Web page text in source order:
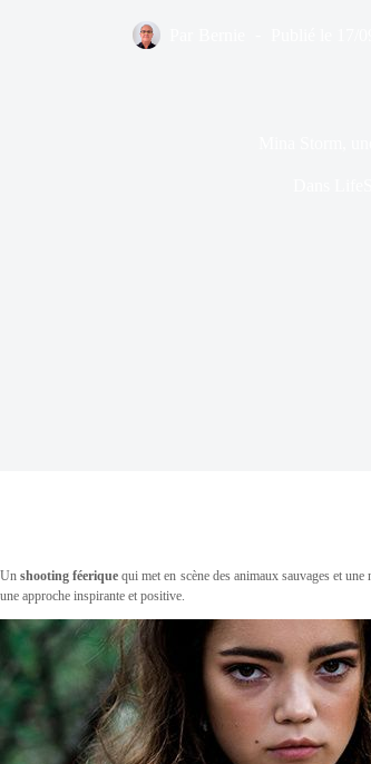
Unshooting féerique qui met en scène des animaux sauvages et
une approche inspirante et positive.